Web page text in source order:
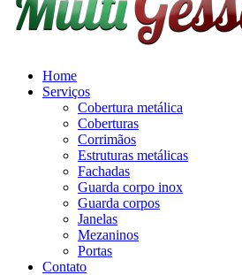
Home
Serviços
Cobertura metálica
Coberturas
Corrimãos
Estruturas metálicas
Fachadas
Guarda corpo inox
Guarda corpos
Janelas
Mezaninos
Portas
Contato